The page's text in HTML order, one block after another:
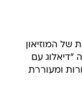
של המוזיאון
"דיאלוג עם
ומעוררת